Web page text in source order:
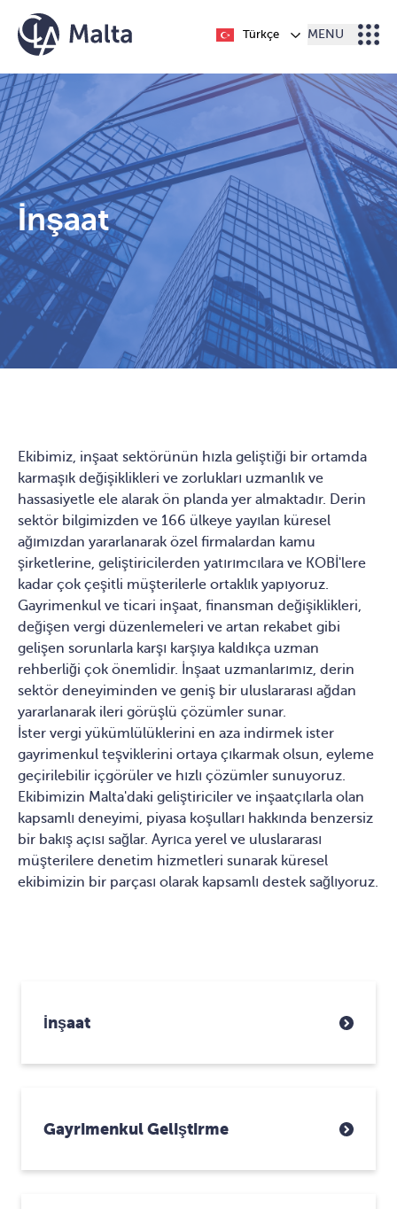
İçeriğe geç
Türkçe MENU
İnşaat
Ekibimiz, inşaat sektörünün hızla geliştiği bir ortamda
karmaşık değişiklikleri ve zorlukları uzmanlık ve
hassasiyetle ele alarak ön planda yer almaktadır. Derin
sektör bilgimizden ve 166 ülkeye yayılan küresel
ağımızdan yararlanarak özel firmalardan kamu
şirketlerine, geliştiricilerden yatırımcılara ve KOBİ'lere
kadar çok çeşitli müşterilerle ortaklık yapıyoruz.
Gayrimenkul ve ticari inşaat, finansman değişiklikleri,
değişen vergi düzenlemeleri ve artan rekabet gibi
gelişen sorunlarla karşı karşıya kaldıkça uzman
rehberliği çok önemlidir. İnşaat uzmanlarımız, derin
sektör deneyiminden ve geniş bir uluslararası ağdan
yararlanarak ileri görüşlü çözümler sunar.
İster vergi yükümlülüklerini en aza indirmek ister
gayrimenkul teşviklerini ortaya çıkarmak olsun, eyleme
geçirilebilir içgörüler ve hızlı çözümler sunuyoruz.
Ekibimizin Malta'daki geliştiriciler ve inşaatçılarla olan
kapsamlı deneyimi, piyasa koşulları hakkında benzersiz
bir bakış açısı sağlar. Ayrıca yerel ve uluslararası
müşterilere denetim hizmetleri sunarak küresel
ekibimizin bir parçası olarak kapsamlı destek sağlıyoruz.
İnşaat
Gayrimenkul Geliştirme